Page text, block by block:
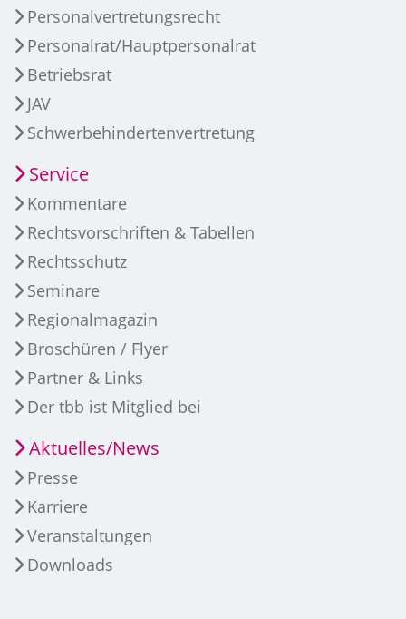
Personalvertretungsrecht
Personalrat/Hauptpersonalrat
Betriebsrat
JAV
Schwerbehindertenvertretung
Service
Kommentare
Rechtsvorschriften & Tabellen
Rechtsschutz
Seminare
Regionalmagazin
Broschüren / Flyer
Partner & Links
Der tbb ist Mitglied bei
Aktuelles/News
Presse
Karriere
Veranstaltungen
Downloads